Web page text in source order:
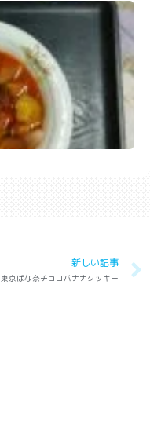
新しい記事
東京ばな奈チョコバナナクッキー